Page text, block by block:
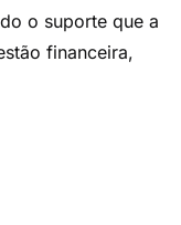
o suporte que a
financeira,